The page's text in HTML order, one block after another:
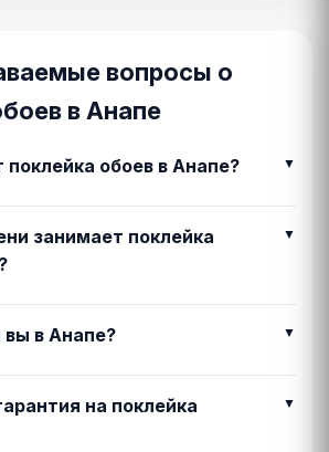
вопросы о
в Анапе
поклейка обоев в Анапе?
занимает поклейка
в Анапе?
на поклейка